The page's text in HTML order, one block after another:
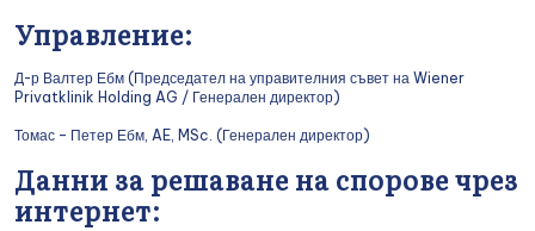
Управление:
Д-р Валтер Ебм (Председател на управителния съвет на Wiener
Privatklinik Holding AG / Генерален директор)
Томас – Петер Ебм, AE, MSc. (Генерален директор)
Данни за решаване на спорове чрез
интернет: